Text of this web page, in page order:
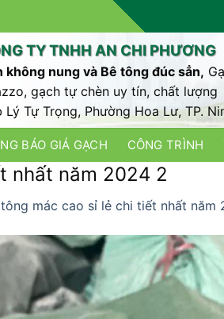
TY TNHH AN CHI PHƯƠNG
không nung và Bê tông đúc sẳn,
gạch tự chèn uy tín, chất lượng
Lý Tự Trọng, Phường Hoa Lư, TP.
BÁO GIÁ GẠCH CÔNG TRÌNH
nhất năm 2024 2
mác cao sỉ lẻ chi tiết nhất năm